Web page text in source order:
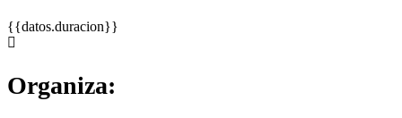
{{datos.duracion}}
Organiza: